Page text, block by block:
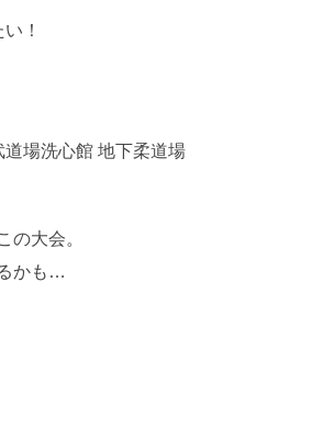
！
場洗心館 地下柔道場
の大会。
かも…